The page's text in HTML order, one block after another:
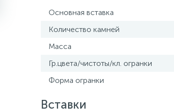
Основная вставка
Количество камней
Масса
Гр.цвета/чистоты/кл. огранки
Форма огранки
Вставки